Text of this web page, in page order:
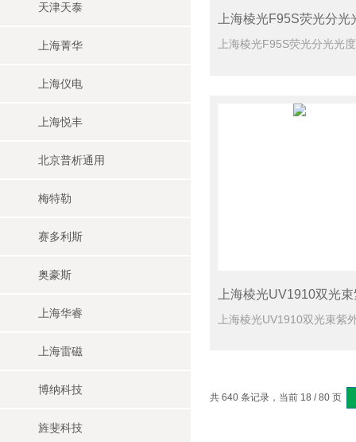
天津天泰
上海菁华
上海仪电
上海悦丰
北京普析通用
梅特勒
赛多利斯
奥豪斯
上海华睿
上海雷磁
博纳科技
旌斐科技
共 640 条记录，当前 18 / 80 页